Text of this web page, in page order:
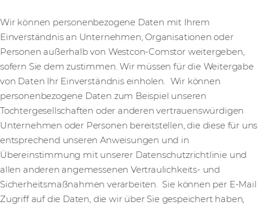
Wir können personenbezogene Daten mit Ihrem
Einverständnis an Unternehmen, Organisationen oder
Personen außerhalb von Westcon-Comstor weitergeben,
sofern Sie dem zustimmen. Wir müssen für die Weitergabe
von Daten Ihr Einverständnis einholen. Wir können
personenbezogene Daten zum Beispiel unseren
Tochtergesellschaften oder anderen vertrauenswürdigen
Unternehmen oder Personen bereitstellen, die diese für uns
entsprechend unseren Anweisungen und in
Übereinstimmung mit unserer Datenschutzrichtlinie und
allen anderen angemessenen Vertraulichkeits- und
Sicherheitsmaßnahmen verarbeiten. Sie können per E-Mail
Zugriff auf die Daten, die wir über Sie gespeichert haben,